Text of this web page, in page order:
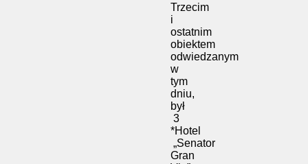
Trzecim
i
ostatnim
obiektem
odwiedzanym
w
tym
dniu,
był
3
*Hotel
„Senator
Gran